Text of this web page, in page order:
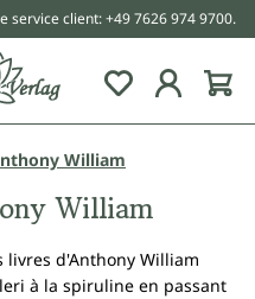
service client: +49 7626 974 9700.
William
William
livres d'Anthony William
à la spiruline en passant